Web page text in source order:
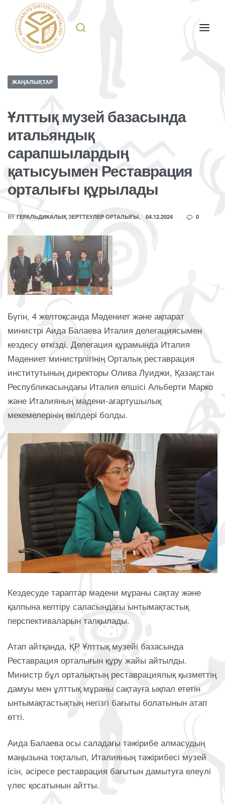
ЖАҢАЛЫҚТАР
Ұлттық музей базасында
итальяндық
сарапшылардың
қатысуымен Реставрация
орталығы құрылады
BYГЕРАЛЬДИКАЛЫҚ ЗЕРТТЕУЛЕР ОРТАЛЫҒЫ 04.12.2024 0
Бүгін, 4 желтоқсанда Мәдениет және ақпарат
министрі Аида Балаева Италия делегациясымен
кездесу өткізді. Делегация құрамында Италия
Мәдениет министрлігінің Орталық реставрация
институтының директоры Олива Луиджи, Қазақстан
Республикасындағы Италия елшісі Альберти Марко
және Италияның мәдени-ағартушылық
мекемелерінің өкілдері болды.
Кездесуде тараптар мәдени мұраны сақтау және
қалпына келтіру саласындағы ынтымақтастық
перспективаларын талқылады.
Атап айтқанда, ҚР Ұлттық музейі базасында
Реставрация орталығын құру жайы айтылды.
Министр бұл орталықтың реставрациялық қызметтің
дамуы мен ұлттық мұраны сақтауға ықпал ететін
ынтымақтастықтың негізгі бағыты болатынын атап
өтті.
Аида Балаева осы саладағы тәжірибе алмасудың
маңызына тоқталып, Италияның тәжірибесі музей
ісін, әсіресе реставрация бағытын дамытуға елеулі
үлес қосатынын айтты.